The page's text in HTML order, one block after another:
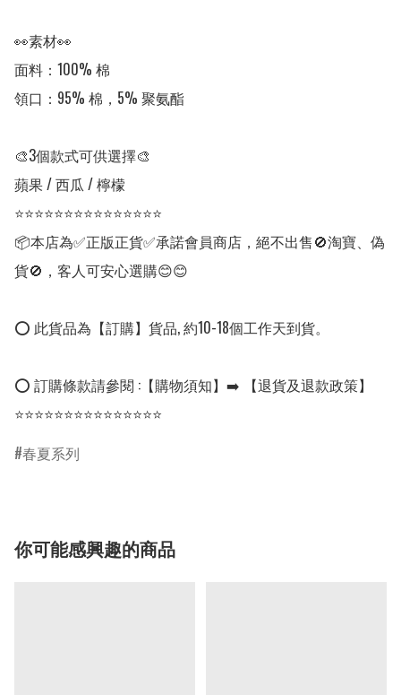
👀素材👀
面料：100% 棉
領口：95% 棉，5% 聚氨酯
🎨3個款式可供選擇🎨
蘋果 / 西瓜 / 檸檬
⭐⭐⭐⭐⭐⭐⭐⭐⭐⭐⭐⭐⭐⭐⭐
📦本店為✅正版正貨✅承諾會員商店，絕不出售🚫淘寶、偽
貨🚫，客人可安心選購😊😊
⭕ 此貨品為【訂購】貨品, 約10-18個工作天到貨。
⭕ 訂購條款請參閱 :【購物須知】➡️ 【退貨及退款政策】
⭐⭐⭐⭐⭐⭐⭐⭐⭐⭐⭐⭐⭐⭐⭐
春夏系列
你可能感興趣的商品